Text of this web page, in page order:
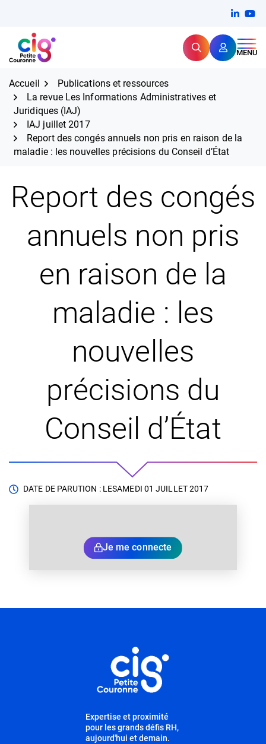
contenu
CIG Petite Couronne RechercherMENU
Expertise et proximité pour
Accueil
Publications et ressources
La revue Les Informations Administratives et
Juridiques (IAJ)
IAJ juillet 2017
Report des congés annuels non pris en raison de la
maladie : les nouvelles précisions du Conseil d’État
Report des congés
annuels non pris
en raison de la
maladie : les
nouvelles
précisions du
Conseil d’État
DATE DE PARUTION : LESAMEDI 01 JUILLET 2017
Je me connecte
Expertise et proximité
pour les grands défis RH,
aujourd'hui et demain.